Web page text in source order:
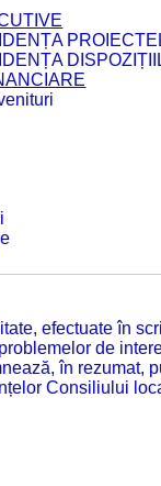
efectuate în
de
în rezumat,
Consiliului